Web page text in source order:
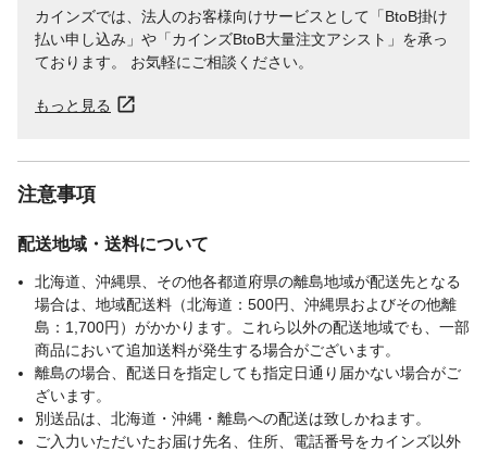
カインズでは、法人のお客様向けサービスとして「BtoB掛け
払い申し込み」や「カインズBtoB大量注文アシスト」を承っ
ております。 お気軽にご相談ください。
もっと見る
注意事項
配送地域・送料について
北海道、沖縄県、その他各都道府県の離島地域が配送先となる
場合は、地域配送料（北海道：500円、沖縄県およびその他離
島：1,700円）がかかります。これら以外の配送地域でも、一部
商品において追加送料が発生する場合がございます。
離島の場合、配送日を指定しても指定日通り届かない場合がご
ざいます。
別送品は、北海道・沖縄・離島への配送は致しかねます。
ご入力いただいたお届け先名、住所、電話番号をカインズ以外